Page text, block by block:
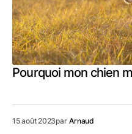
Pourquoi mon chien
15 août 2023par Arnaud